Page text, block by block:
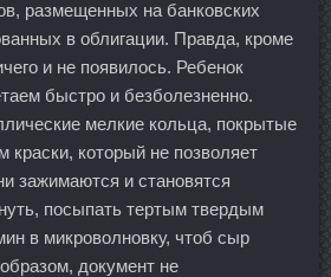
размещенных на банковских
в облигации. Правда, кроме
и не появилось. Ребенок
быстро и безболезненно.
мелкие кольца, покрытые
краски, который не позволяет
зажимаются и становятся
посыпать тертым твердым
в микроволновку, чтоб сыр
документ не